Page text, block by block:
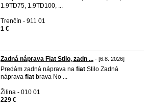
1.9TD75, 1.9TD100, ...
Trenčín - 911 01
1 €
Zadná náprava Fiat Stilo, zadn ... - [6.8. 2026]
Predám zadná náprava na fiat Stilo Zadná
náprava fiat brava No ...
Žilina - 010 01
229 €